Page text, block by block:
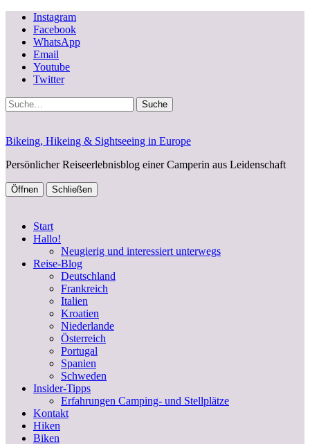
Instagram
Facebook
WhatsApp
Email
Youtube
Twitter
Suche
Bikeing, Hikeing & Sightseeing in Europe
Persönlicher Reiseerlebnisblog einer Camperin aus Leidenschaft
Öffnen Schließen
Start
Hallo!
Neugierig und interessiert unterwegs
Reise-Blog
Deutschland
Frankreich
Italien
Kroatien
Niederlande
Österreich
Portugal
Spanien
Schweden
Insider-Tipps
Erfahrungen Camping- und Stellplätze
Kontakt
Hiken
Biken